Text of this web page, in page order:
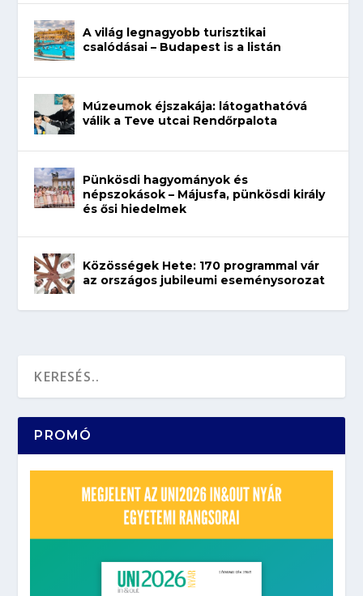
A világ legnagyobb turisztikai
csalódásai – Budapest is a listán
Múzeumok éjszakája: látogathatóvá
válik a Teve utcai Rendőrpalota
Pünkösdi hagyományok és
népszokások – Májusfa, pünkösdi király
és ősi hiedelmek
Közösségek Hete: 170 programmal vár
az országos jubileumi eseménysorozat
PROMÓ